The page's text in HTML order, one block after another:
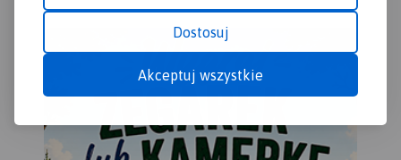
Dostosuj
Akceptuj wszystkie